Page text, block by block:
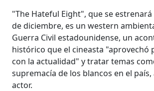
"The Hateful Eight", que se
de diciembre, es un western
Guerra Civil estadounidense, un
histórico que el cineasta "aprovechó
con la actualidad" y tratar temas
supremacía de los blancos en el país,
actor.